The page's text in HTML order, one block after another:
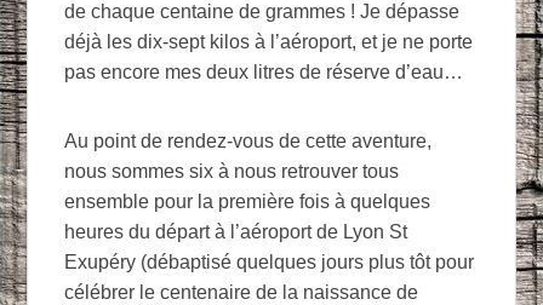
de chaque centaine de grammes ! Je dépasse
déjà les dix-sept kilos à l’aéroport, et je ne porte
pas encore mes deux litres de réserve d’eau…
Au point de rendez-vous de cette aventure,
nous sommes six à nous retrouver tous
ensemble pour la première fois à quelques
heures du départ à l’aéroport de Lyon St
Exupéry (débaptisé quelques jours plus tôt pour
célébrer le centenaire de la naissance de